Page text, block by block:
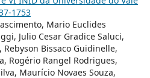
1753
Mario Euclides
Julio Cesar Gradice Saluci,
Rebyson Bissaco Guidinelle,
Rogério Rangel Rodrigues,
Maurício Novaes Souza,